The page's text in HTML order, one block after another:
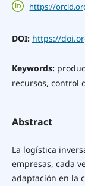
https://
DOI: https://
Keywords:
recursos, control
Abstract
La logística
empresas, cada
adaptación en la